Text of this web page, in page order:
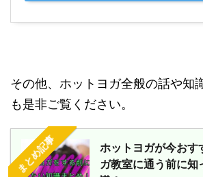
その他、ホットヨガ全般の話や知
も是非ご覧ください。
まとめ記事
ホットヨガが今おす
ガ教室に通う前に知